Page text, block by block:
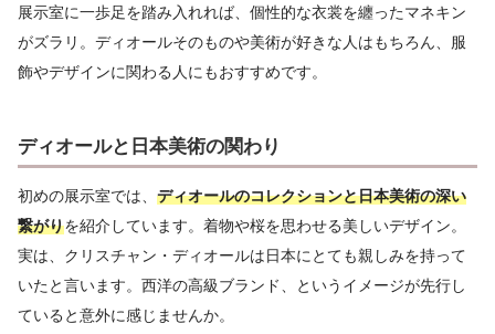
展示室に一歩足を踏み入れれば、個性的な衣裳を纏ったマネキン
がズラリ。ディオールそのものや美術が好きな人はもちろん、服
飾やデザインに関わる人にもおすすめです。
ディオールと日本美術の関わり
初めの展示室では、 ディオールのコレクションと日本美術の深い
繋がりを紹介しています。着物や桜を思わせる美しいデザイン。
実は、クリスチャン・ディオールは日本にとても親しみを持って
いたと言います。西洋の高級ブランド、というイメージが先行し
ていると意外に感じませんか。